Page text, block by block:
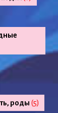
роды (5)